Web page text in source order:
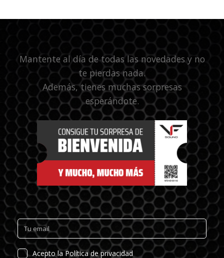
Mantente al día de todas las novedades y no
te pierdas nada.
Además, tienes muchas sorpresas
esperándote.